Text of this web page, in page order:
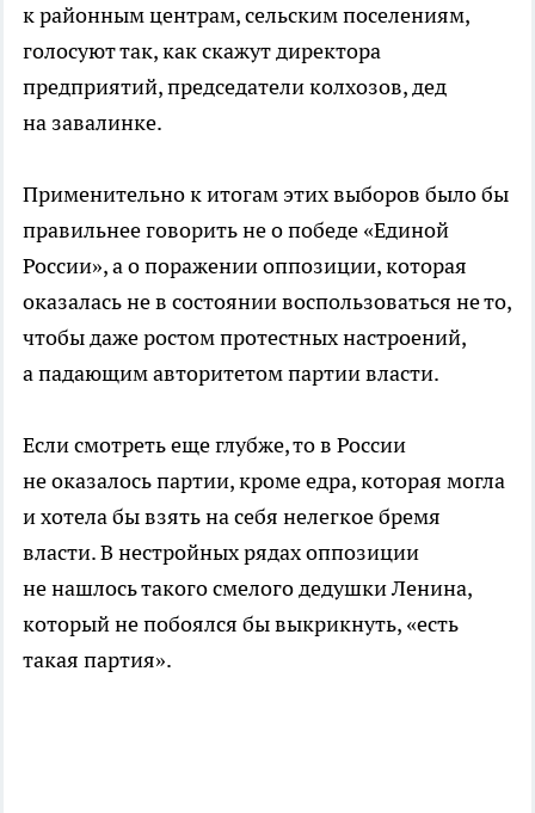
к районным центрам, сельским поселениям,
голосуют так, как скажут директора
предприятий, председатели колхозов, дед
на завалинке.
Применительно к итогам этих выборов было бы
правильнее говорить не о победе «Единой
России», а о поражении оппозиции, которая
оказалась не в состоянии воспользоваться не то,
чтобы даже ростом протестных настроений,
а падающим авторитетом партии власти.
Если смотреть еще глубже, то в России
не оказалось партии, кроме едра, которая могла
и хотела бы взять на себя нелегкое бремя
власти. В нестройных рядах оппозиции
не нашлось такого смелого дедушки Ленина,
который не побоялся бы выкрикнуть, «есть
такая партия».